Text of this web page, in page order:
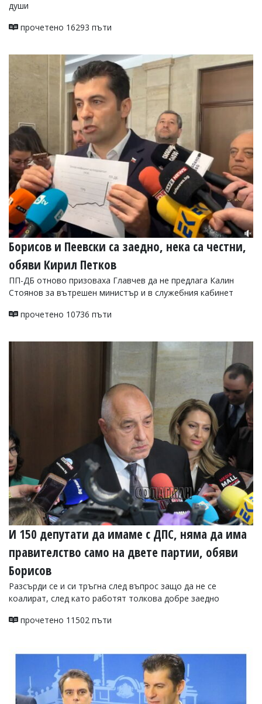
души
прочетено 16293 пъти
Борисов и Пеевски са заедно, нека са честни,
обяви Кирил Петков
ПП-ДБ отново призоваха Главчев да не предлага Калин
Стоянов за вътрешен министър и в служебния кабинет
прочетено 10736 пъти
И 150 депутати да имаме с ДПС, няма да има
правителство само на двете партии, обяви
Борисов
Разсърди се и си тръгна след въпрос защо да не се
коалират, след като работят толкова добре заедно
прочетено 11502 пъти